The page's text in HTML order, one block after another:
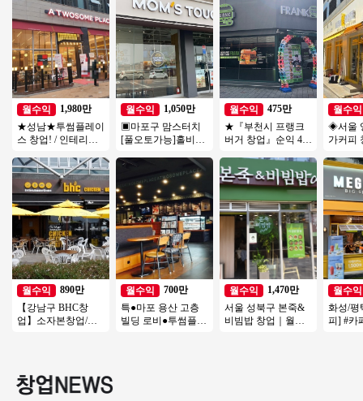
월수익
1,980만
★성남★투썸플레이
스 창업! / 인테리어
간편 운영!
월수익
890만
【강남구 BHC창
업】소자본창업/고
월수익
1,050만
▣마포구 맘스터치
[풀오토가능]홀비중
준한매출/역세권
월수익
700만
특●마포 용산 고층
빌딩 로비●투썸플레
월수익
475만
★『부천시 프랭크
버거 창업』순익 475
투잡창업 부부창업
추천★
월수익
1,470만
서울 성북구 본죽&
비빔밥 창업｜월매
월수익
◈서울
가커피
창업/초
창업
월수익
화성/평
피] #카